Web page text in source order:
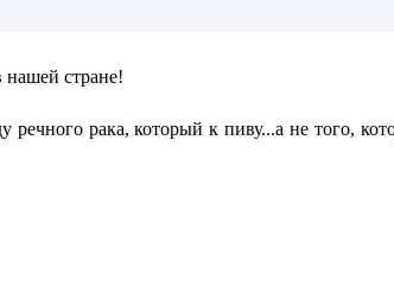
нашей стране!
речного рака, который к пиву...а не того,